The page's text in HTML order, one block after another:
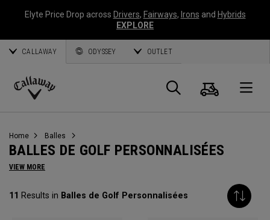
Elyte Price Drop across Drivers, Fairways, Irons and Hybrids
EXPLORE
CALLAWAY ODYSSEY OUTLET
Callaway
Panier
Home Balles
BALLES DE GOLF PERSONNALISÉES
VIEW MORE
11 Results in Balles de Golf Personnalisées